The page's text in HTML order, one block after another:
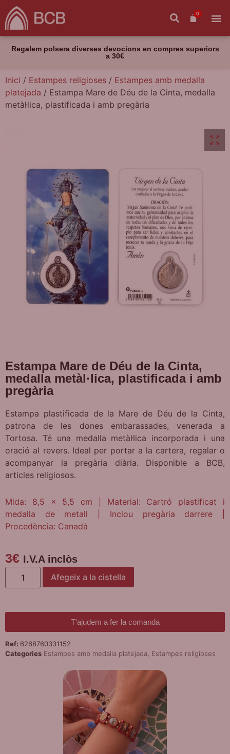
0
Regalem polsera diverses devocions en compres superiors
a 30€
Inici / Estampes religioses / Estampes amb medalla
platejada / Estampa Mare de Déu de la Cinta, medalla
metàl·lica, plastificada i amb pregària
Estampa Mare de Déu de la Cinta,
medalla metàl·lica, plastificada i amb
pregària
Estampa plastificada de la Mare de Déu de la Cinta,
patrona de les dones embarassades, venerada a
Tortosa. Té una medalla metàl·lica incorporada i una
oració al revers. Ideal per portar a la cartera, regalar o
acompanyar la pregària diària. Disponible a BCB,
articles religiosos.
Mida: 8,5 x 5,5 cm | Material: Cartró plastificat i
medalla de metall | Inclou pregària darrere |
Procedència: Canadà
3€ I.V.A inclòs
Afegeix a la cistella
T'ajudem a fer la comanda
Ref: 6268760331152
Categories Estampes amb medalla platejada Estampes religioses